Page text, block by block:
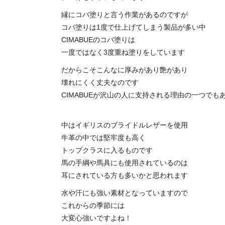
縁にコバ塗りと言う作業があるのですが
コバ塗りは1度で仕上げてしまう製品が多い中
CIMABUEのコバ塗りは
一度ではなく3度重ね塗りをしています
だからこそこんなに厚みがあり艶があり
壊れにくく丈夫なのです
CIMABUEが沢山の人に支持される理由の一つでも
中はイギリスのブライドルレザーを使用
牛革の中では堅牢度も高く
トップクラスに入るものです
馬の手綱や馬具にも使用されているのは
耳にされている方も多いかと思われます
水や汗にも強い素材となっていますので
これからの季節には
大変心強いですよね！